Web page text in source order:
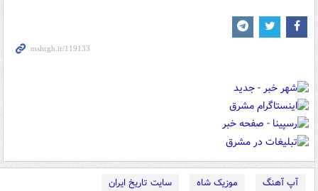
آپ آهنگ موزیک شاه
سایت تاریخ ایران